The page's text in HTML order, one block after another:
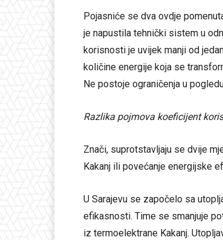
Pojasniće se dva ovdje
je napustila tehnički sistem u
korisnosti je uvijek manji od
količine energije koja se
Ne postoje ograničenja u
Razlika pojmova koeficijent
Znači, suprotstavljaju se dvije
Kakanj ili povećanje energijske
U Sarajevu se započelo sa
efikasnosti. Time se smanjuje
iz termoelektrane Kakanj.